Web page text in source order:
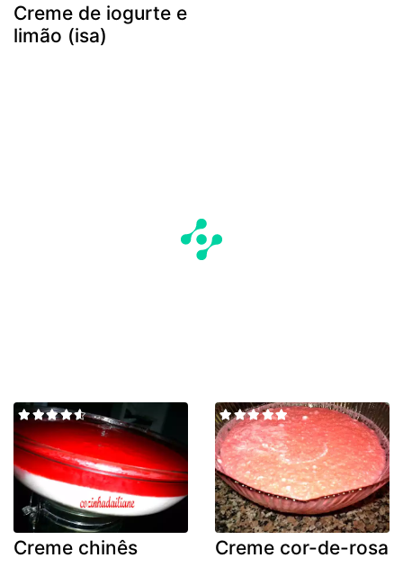
Creme de iogurte e
limão (isa)
Creme chinês Creme cor-de-rosa